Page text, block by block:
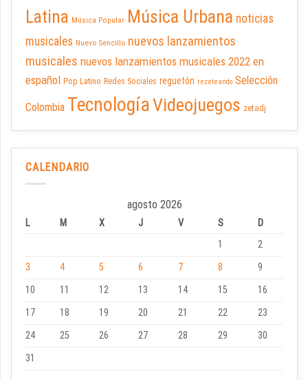
Latina Música Popular Música Urbana noticias
musicales Nuevo Sencillo nuevos lanzamientos
musicales nuevos lanzamientos musicales 2022 en
español Pop Latino Redes Sociales reguetón rezeteando Selección
Colombia TecnologíaVideojuegos zetadj
CALENDARIO
agosto 2026
L M X J V S
D
1
2
3
4 5 6 7 8
9
10
11 12 13 14 15
16
17
18 19 20 21 22
23
24
25 26 27 28 29
30
31